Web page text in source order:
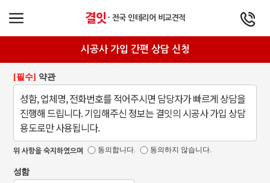
결잇 - 전국 인테리어 비교견적
시공사 가입 간편 상담 신청
[필수] 약관
성함, 업체명, 전화번호를 적어주시면 담당자가 빠르게 상담을
진행해 드립니다. 기입해주신 정보는 결잇의 시공사 가입 상담
용도로만 사용됩니다.
위 사항을 숙지하였으며 동의합니다. 동의하지 않습니다.
성함